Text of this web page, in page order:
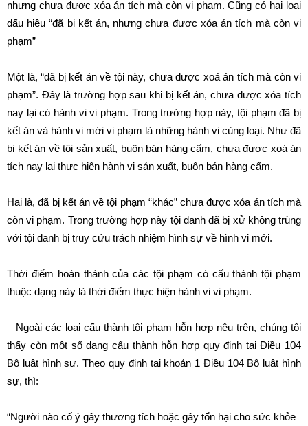
nhưng chưa được xóa án tích mà còn vi phạm. Cũng có hai loại
dấu hiệu “đã bị kết án, nhưng chưa được xóa án tích mà còn vi
phạm”
Một là, “đã bị kết án về tội này, chưa được xoá án tích mà còn vi
phạm”. Đây là trường hợp sau khi bị kết án, chưa được xóa tích
nay lại có hành vi vi phạm. Trong trường hợp này, tội phạm đã bị
kết án và hành vi mới vi phạm là những hành vi cùng loại. Như đã
bị kết án về tội sản xuất, buôn bán hàng cấm, chưa được xoá án
tích nay lại thực hiện hành vi sản xuất, buôn bán hàng cấm.
Hai là, đã bị kết án về tội phạm “khác” chưa được xóa án tích mà
còn vi phạm. Trong trường hợp này tội danh đã bị xử không trùng
với tội danh bị truy cứu trách nhiệm hình sự về hình vi mới.
Thời điểm hoàn thành của các tội phạm có cấu thành tội phạm
thuộc dạng này là thời điểm thực hiện hành vi vi phạm.
– Ngoài các loại cấu thành tội phạm hỗn hợp nêu trên, chúng tôi
thấy còn một số dạng cấu thành hỗn hợp quy định tại Điều 104
Bộ luật hình sự. Theo quy định tại khoản 1 Điều 104 Bộ luật hình
sự, thì:
“Người nào cố ý gây thương tích hoặc gây tổn hại cho sức khỏe